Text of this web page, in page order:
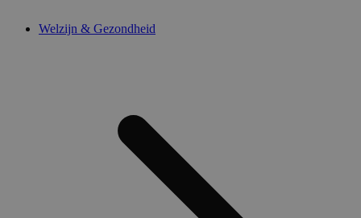
Welzijn & Gezondheid